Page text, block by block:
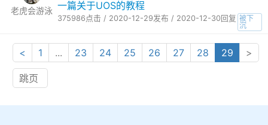
老虎会游泳 一篇关于UOS的教程
375986点击 / 2020-12-29发布 / 2020-12-30回复 被下
沉
< 1 ... 23 24 25 26 27 28 29 >